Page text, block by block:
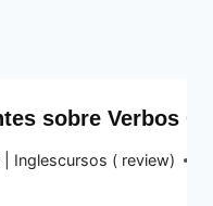
sobre Verbos
Inglescursos ( review)